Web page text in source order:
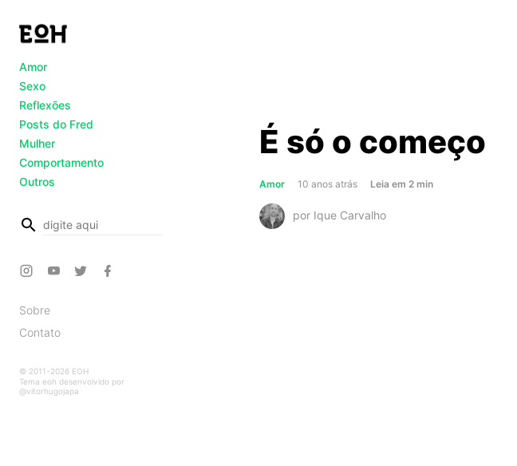
Amor
Sexo
Reflexões
Posts do Fred
Mulher
Comportamento
Outros
busca
Sobre
Contato
© 2011-2026 EOH
Tema eoh desenvolvido por
@vitorhugojapa
É só o começo
Amor 10 anos atrás Leiaabout
em2 min
por Ique Carvalho